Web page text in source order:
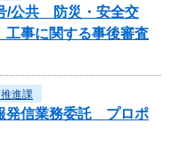
/公共 防災・安全交
工事に関する事後審査
進課
発信業務委託 プロポ